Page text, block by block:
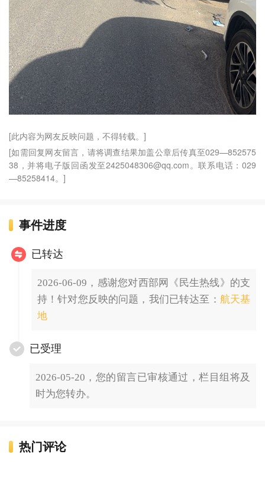
[此内容为网友反映问题，不得转载。]
[如需回复网友留言，请将调查结果加盖公章后传真至029—852575
38，并将电子版回函发至2425048306@qq.com。联系电话：029
—85258414。]
事件进度
已转达
2026-06-09，感谢您对西部网《民生热线》的支
持！针对您反映的问题，我们已转达至： 航天基
地
已受理
2026-05-20，您的留言已审核通过，栏目组将及
时为您转办。
热门评论